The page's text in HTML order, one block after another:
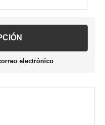
electrónico